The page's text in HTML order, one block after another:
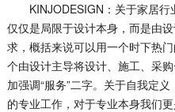
KINJODESIGN：关于家居
仅仅是局限于设计本身，而是由
求，概括来说可以用一个时下热
个由设计主导将设计、施工、采
加强调“服务”二字。关于自我定
的专业工作，对于专业本身我们